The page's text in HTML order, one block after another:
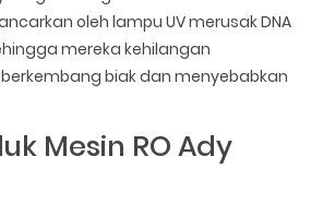
oleh lampu UV merusak DNA
mereka kehilangan
biak dan menyebabkan
Mesin RO Ady